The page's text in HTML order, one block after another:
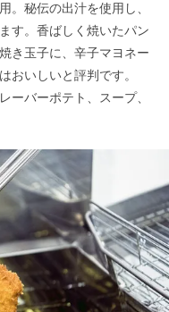
。秘伝の出汁を使用し、
す。香ばしく焼いたパン
き玉子に、辛子マヨネー
おいしいと評判です。
ーバーポテト、スープ、